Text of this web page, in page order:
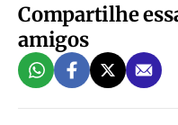
Compartilhe
amigos